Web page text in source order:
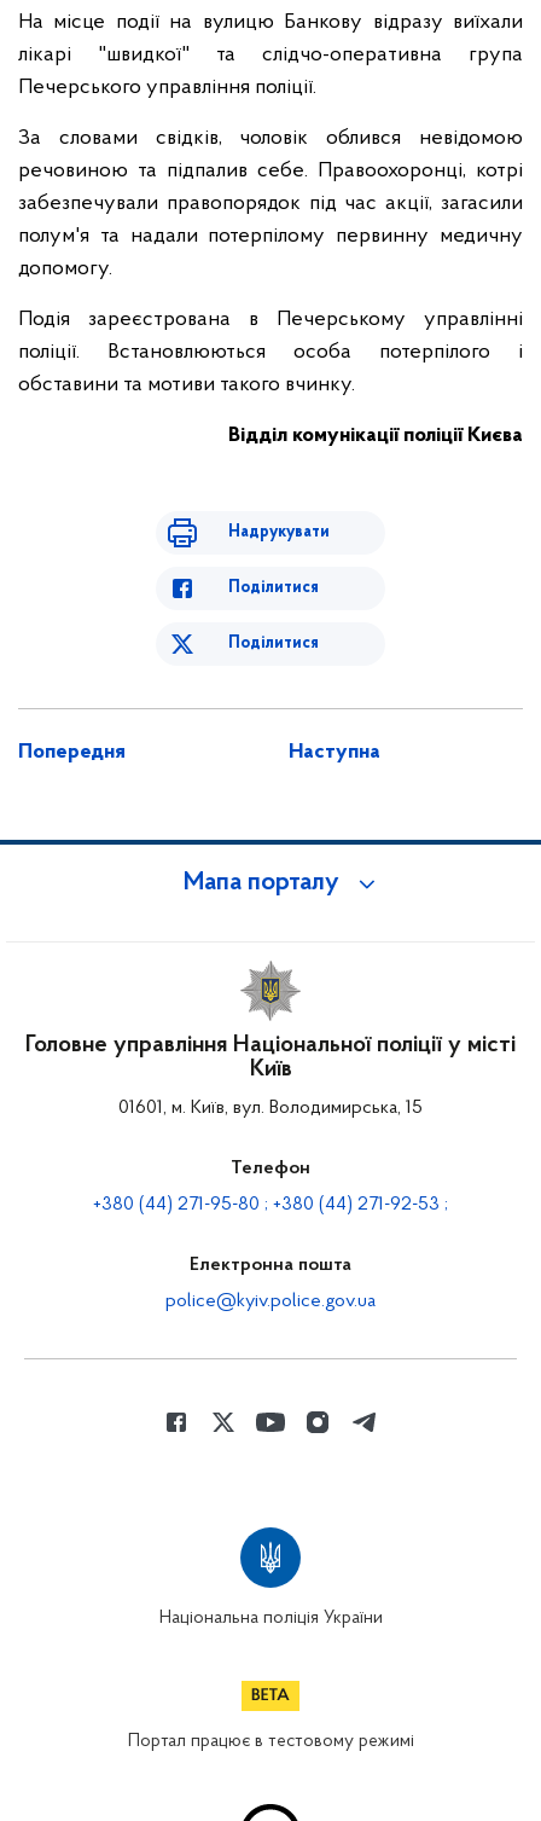
На місце події на вулицю Банкову відразу виїхали
лікарі "швидкої" та слідчо-оперативна група
Печерського управління поліції.
За словами свідків, чоловік облився невідомою
речовиною та підпалив себе. Правоохоронці, котрі
забезпечували правопорядок під час акції, загасили
полум'я та надали потерпілому первинну медичну
допомогу.
Подія зареєстрована в Печерському управлінні
поліції. Встановлюються особа потерпілого і
обставини та мотиви такого вчинку.
Відділ комунікації поліції Києва
Надрукувати
Поділитися
Поділитися
Попередня Наступна
Мапа порталу
Головне управління Національної поліції у місті
Київ
01601, м. Київ, вул. Володимирська, 15
Телефон
+380 (44) 271-95-80 ; +380 (44) 271-92-53 ;
Електронна пошта
police@kyiv.police.gov.ua
Національна поліція України
Портал працює в тестовому режимі